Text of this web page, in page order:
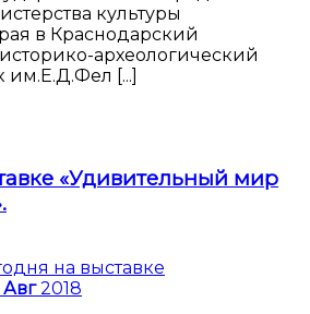
культуры
в Краснодарский
археологический
[...]
«Удивительный мир
на выставке
Авг2018